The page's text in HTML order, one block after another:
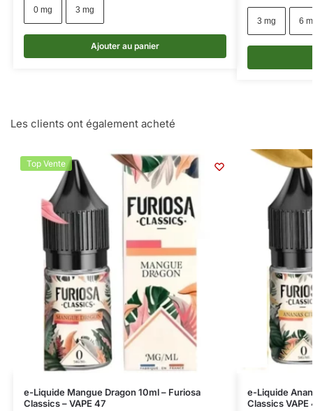
0 mg 3 mg
Ajouter au panier
3 mg 6
Les clients ont également acheté
Top Vente
e-Liquide Mangue Dragon 10ml – Furiosa
Classics – VAPE 47
e-Liquide
Classics VAPE